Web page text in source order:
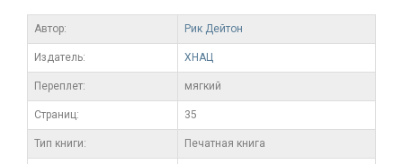
Автор: Рик Дейтон
Издатель: ХНАЦ
Переплет: мягкий
Cтраниц: 35
Тип книги: Печатная книга